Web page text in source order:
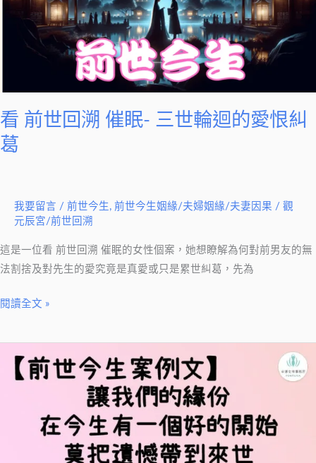
看 前世回溯 催眠- 三世輪迴的愛恨糾
葛
我要留言 / 前世今生 , 前世今生姻緣/夫婦姻緣/夫妻因果 / 觀
元辰宮/前世回溯
這是一位看 前世回溯 催眠的女性個案，她想瞭解為何對前男友的無
法割捨及對先生的愛究竟是真愛或只是累世糾葛，先為
輪
迴
的
愛
閱讀全文 »